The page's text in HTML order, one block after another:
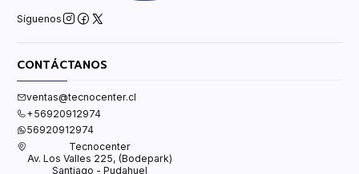
Síguenos
CONTÁCTANOS
ventas@tecnocenter.cl
+56920912974
56920912974
Tecnocenter
Av. Los Valles 225, (Bodepark)
Santiago - Pudahuel